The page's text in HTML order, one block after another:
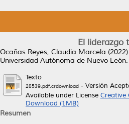
El liderazgo
Ocañas Reyes, Claudia Marcela (2022)
Universidad Autónoma de Nuevo León.
Texto
28539.pdf.crdownload - Versión
Available under License Creative
Download (1MB)
Resumen